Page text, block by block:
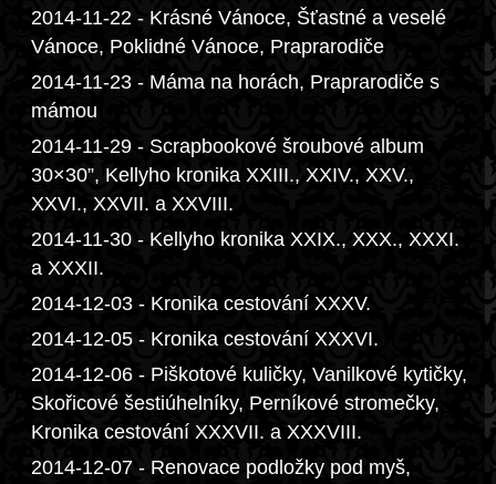
2014-11-22 - Krásné Vánoce, Šťastné a veselé
Vánoce, Poklidné Vánoce, Praprarodiče
2014-11-23 - Máma na horách, Praprarodiče s
mámou
2014-11-29 - Scrapbookové šroubové album
30×30”, Kellyho kronika XXIII., XXIV., XXV.,
XXVI., XXVII. a XXVIII.
2014-11-30 - Kellyho kronika XXIX., XXX., XXXI.
a XXXII.
2014-12-03 - Kronika cestování XXXV.
2014-12-05 - Kronika cestování XXXVI.
2014-12-06 - Piškotové kuličky, Vanilkové kytičky,
Skořicové šestiúhelníky, Perníkové stromečky,
Kronika cestování XXXVII. a XXXVIII.
2014-12-07 - Renovace podložky pod myš,